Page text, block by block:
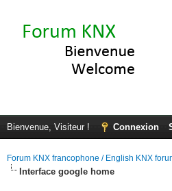
Bienvenue, Visiteur ! Connexion
Forum KNX francophone / English KNX
Interface google home